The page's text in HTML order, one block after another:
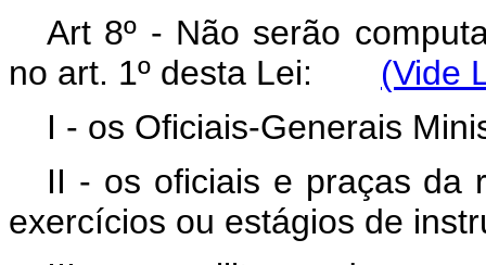
Art 8º - Não serão
no art. 1º desta Lei: (Vide
I - os Oficiais-Generais
II - os oficiais e praças da
exercícios ou estágios de